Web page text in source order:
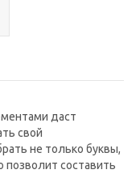
даст
свой
не только буквы,
позволит составить